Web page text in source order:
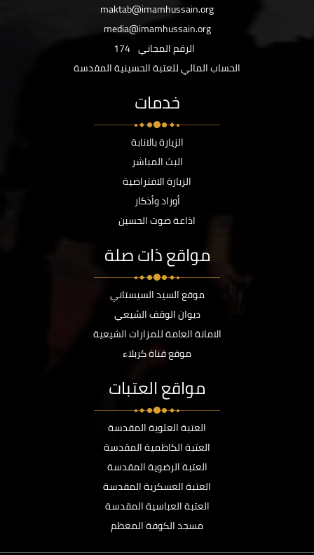
maktab@imamhussain.org
media@imamhussain.org
الرقم المجاني 174
الحساب المالي للعتبة الحسينية المقدسة
خدمات
الزيارة بالانابة
البث المباشر
الزيارة الافتراضية
أوراد وأذكار
اذاعة صوت الحسين
مواقع ذات صلة
موقع السيد السيستاني
ديوان الوقف الشيعي
الامانة العامة للمزارات الشيعية
موقع قناة كربلاء
مواقع العتبات
العتبة العلوية المقدسة
العتبة الكاظمية المقدسة
العتبة الرضوية المقدسة
العتبة العسكرية المقدسة
العتبة العباسية المقدسة
مسجد الكوفة المعظم